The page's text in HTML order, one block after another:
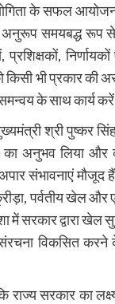
के सफल आयोजन
अनुरूप समयबद्ध रूप
प्रशिक्षकों,
किसी भी प्रकार की
के साथ कार्य
श्री पुष्कर
का अनुभव लिया
संभावनाएं मौजूद
पर्वतीय खेल और
सरकार द्वारा खेल
विकसित करने
राज्य सरकार का